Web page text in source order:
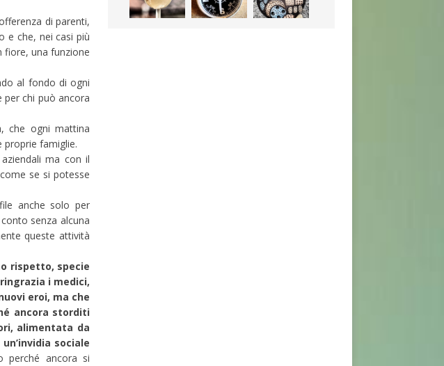
di parenti,
e che, nei casi più
fiore, una funzione
al fondo di ogni
chi può ancora
che ogni mattina
proprie famiglie.
ma con il
se si potesse
anche solo per
senza alcuna
queste attività
rispetto, specie
i medici,
eroi, ma che
ancora storditi
alimentata da
sociale
perché ancora si